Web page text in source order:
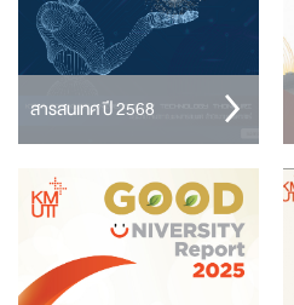
สารสนเทศ ปี 2568